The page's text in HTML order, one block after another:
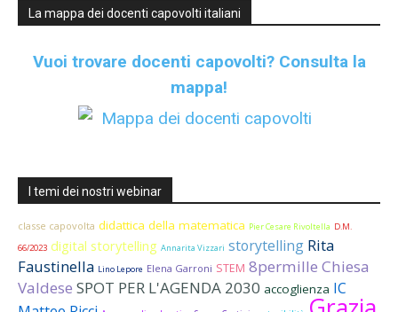
La mappa dei docenti capovolti italiani
Vuoi trovare docenti capovolti? Consulta la
mappa!
I temi dei nostri webinar
classe capovolta didattica della matematica Pier Cesare Rivoltella D.M.
66/2023 digital storytelling Annarita Vizzari storytelling Rita
Faustinella Lino Lepore Elena Garroni STEM 8permille Chiesa
Valdese SPOT PER L'AGENDA 2030 accoglienza IC